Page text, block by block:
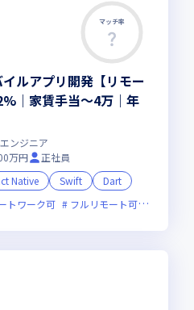
マッチ率
ルアプリ開発【リモー
｜家賃手当～4万｜年
ンジニア
万円
正社員
Native Swift
Dart
トワーク可 フルリモート可